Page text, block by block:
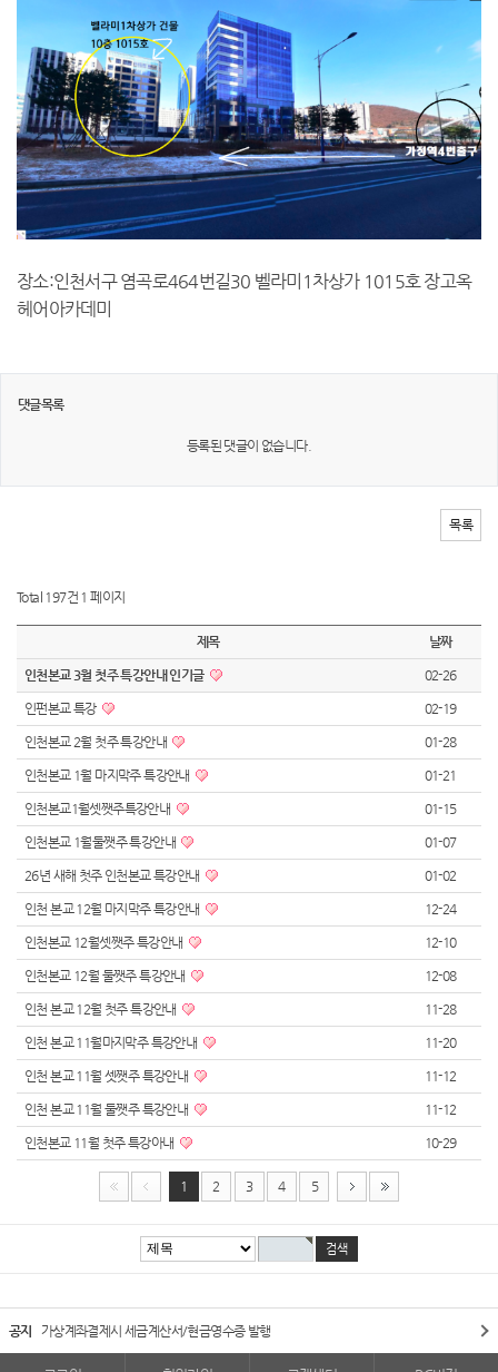
장소:인천서구 염곡로464번길30 벨라미1차상가 1015호 장고옥
헤어아카데미
댓글목록
등록된 댓글이 없습니다.
목록
Total 197건 1 페이지
제목 날짜
인천본교 3월 첫주 특강안내 인기글 02-26
인펀본교 특강 02-19
인천본교 2월 첫주 특강안내 01-28
인천본교 1월 마지막주 특강안내 01-21
인천본교1월셋쨋주특강안내 01-15
인천본교 1월둘쨋주 특강안내 01-07
26년 새해 첫주 인천본교 특강안내 01-02
인천 본교 12월 마지막주 특강안내 12-24
인천본교 12월셋쨋주 특강안내 12-10
인천본교 12월 둘쨋주 특강안내 12-08
인천 본교 12월 첫주 특강안내 11-28
인천 본교 11월마지막주 특강안내 11-20
인천 본교 11월 셋쨋주 특강안내 11-12
인천 본교 11월 둘쨋주 특강안내 11-12
인천본교 11월 첫주 특강아내 10-29
1 2 3 4 5
공지 가상계좌결제시 세금계산서/현금영수증 발행